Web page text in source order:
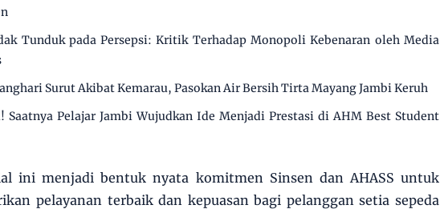
Tunduk pada Persepsi: Kritik Terhadap Monopoli Kebenaran oleh Media
Surut Akibat Kemarau, Pasokan Air Bersih Tirta Mayang Jambi Keruh
Saatnya Pelajar Jambi Wujudkan Ide Menjadi Prestasi di AHM Best Student
ini menjadi bentuk nyata komitmen Sinsen dan AHASS untuk
pelayanan terbaik dan kepuasan bagi pelanggan setia sepeda